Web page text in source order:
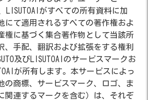
LISUTOAIがすべての所有資料に加
にて適用されるすべての著作権およ
権に基づく集合著作物として当該所
、手配、翻訳および拡張をする権利
及びLISUTOAIのサービスマークお
が所有します。本サービスによっ
の商標、サービスマーク、ロゴ、ま
関連するマークを含む）は、それぞ